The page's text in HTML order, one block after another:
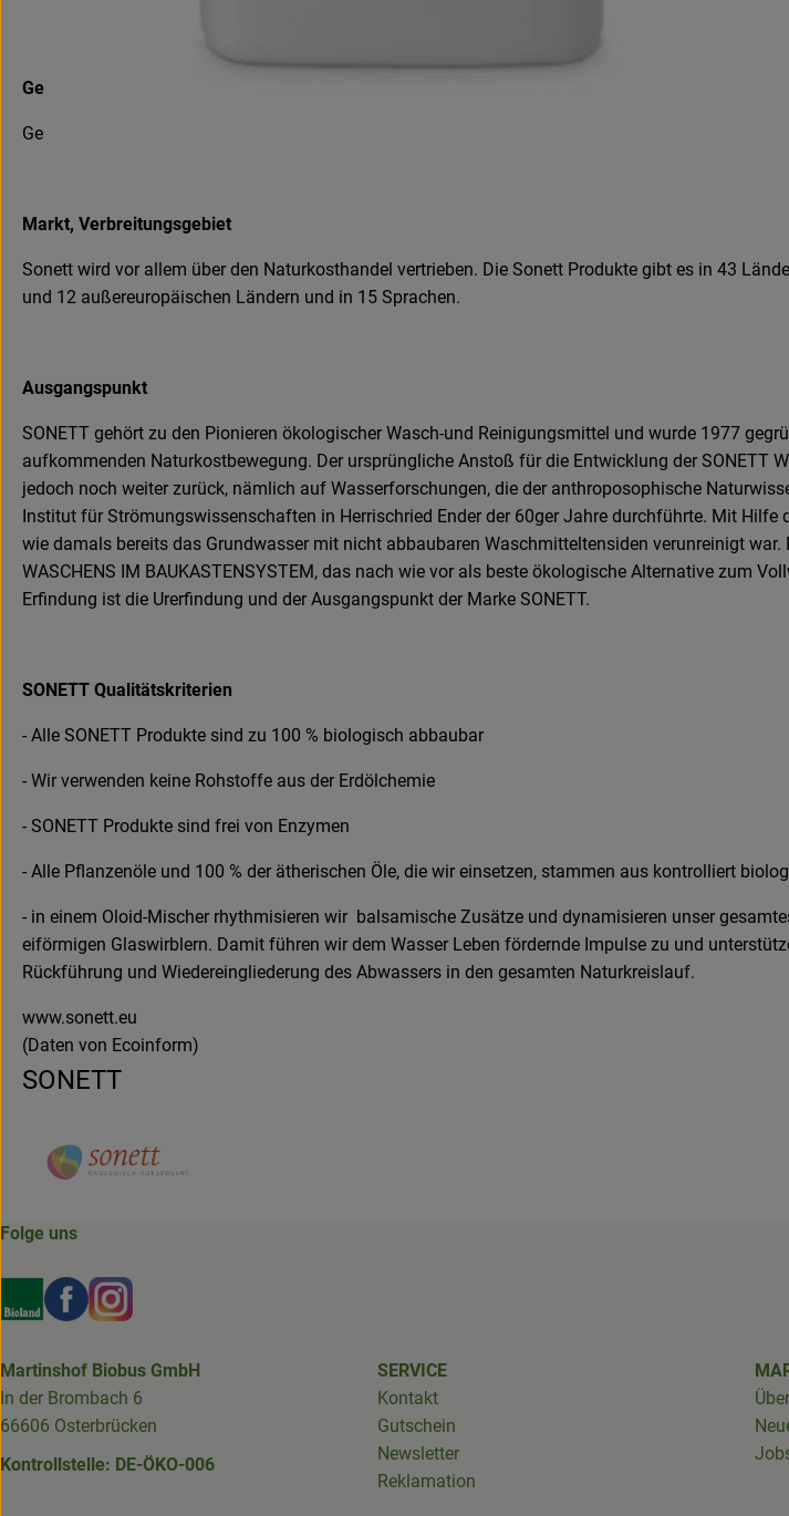
Geschäftsführung
Geschäftsführung: Rebecca Kramer, Kerstin Schramm
Markt, Verbreitungsgebiet
Sonett wird vor allem über den Naturkosthandel vertrieben. Die Sonett Produkte gibt es in 43
und 12 außereuropäischen Ländern und in 15 Sprachen.
Ausgangspunkt
SONETT gehört zu den Pionieren ökologischer Wasch-und Reinigungsmittel und wurde 1977
aufkommenden Naturkostbewegung. Der ursprüngliche Anstoß für die Entwicklung der SONETT
jedoch noch weiter zurück, nämlich auf Wasserforschungen, die der anthroposophische
Institut für Strömungswissenschaften in Herrischried Ender der 60ger Jahre durchführte. Mit Hilfe
wie damals bereits das Grundwasser mit nicht abbaubaren Waschmitteltensiden verunreinigt war.
WASCHENS IM BAUKASTENSYSTEM, das nach wie vor als beste ökologische Alternative zum
Erfindung ist die Urerfindung und der Ausgangspunkt der Marke SONETT.
SONETT Qualitätskriterien
- Alle SONETT Produkte sind zu 100 % biologisch abbaubar
- Wir verwenden keine Rohstoffe aus der Erdölchemie
- SONETT Produkte sind frei von Enzymen
- Alle Pflanzenöle und 100 % der ätherischen Öle, die wir einsetzen, stammen aus kontrolliert
- in einem Oloid-Mischer rhythmisieren wir balsamische Zusätze und dynamisieren unser
eiförmigen Glaswirblern. Damit führen wir dem Wasser Leben fördernde Impulse zu und
Rückführung und Wiedereingliederung des Abwassers in den gesamten Naturkreislauf.
www.sonett.eu
(Daten von Ecoinform)
SONETT
Folge uns
Externer Link zu https://www.bioland.de/verbraucher
Externer Link zu https://www.facebook.com/martinshof/
Externer Link zu https://www.instagram.com/biobus_bringts/
Martinshof Biobus GmbH
In der Brombach 6
66606 Osterbrücken
Kontrollstelle: DE-ÖKO-006
SERVICE
Kontakt
Gutschein
Newsletter
Reklamation